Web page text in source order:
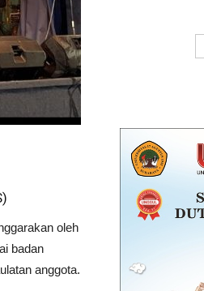
oleh
badan
anggota.